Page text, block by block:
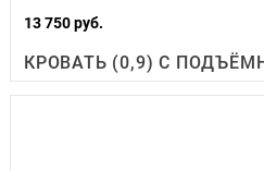
13 750 руб.
КРОВАТЬ (0,9) С